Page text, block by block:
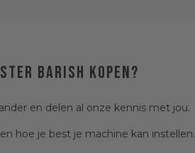
Barish kopen?
en delen al onze kennis met jou.
hoe je best je machine kan instellen.